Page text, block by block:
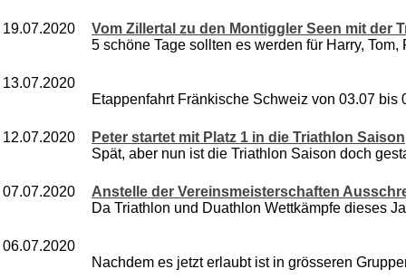
19.07.2020
Vom Zillertal zu den Montiggler Seen mit der
5 schöne Tage sollten es werden für Harry, Tom,
13.07.2020
Etappenfahrt Fränkische Schweiz von 03.07 bis
12.07.2020
Peter startet mit Platz 1 in die Triathlon Saison
Spät, aber nun ist die Triathlon Saison doch
07.07.2020
Anstelle der Vereinsmeisterschaften
Da Triathlon und Duathlon Wettkämpfe dieses
06.07.2020
Nachdem es jetzt erlaubt ist in grösseren